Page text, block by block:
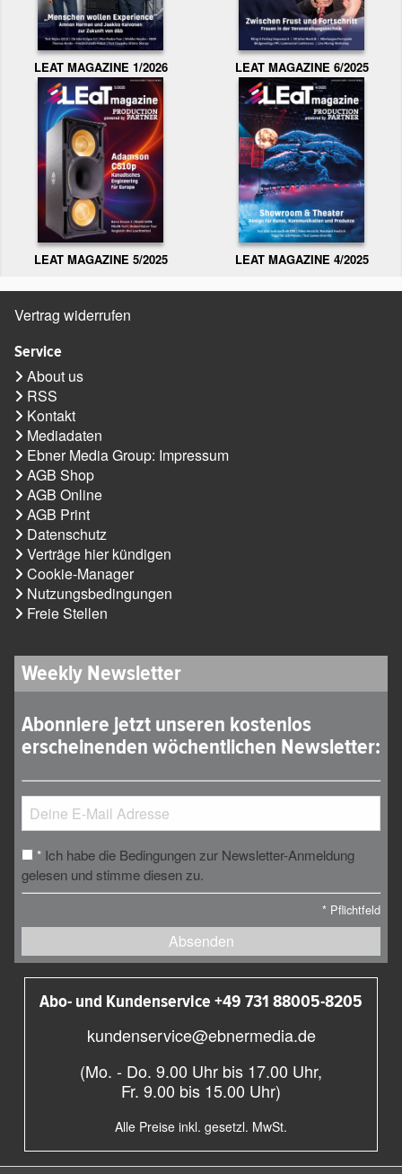
LEAT MAGAZINE 1/2026 LEAT MAGAZINE 6/2025
LEAT MAGAZINE 5/2025 LEAT MAGAZINE 4/2025
Vertrag widerrufen
Service
About us
RSS
Kontakt
Mediadaten
Ebner Media Group: Impressum
AGB Shop
AGB Online
AGB Print
Datenschutz
Verträge hier kündigen
Cookie-Manager
Nutzungsbedingungen
Freie Stellen
Weekly Newsletter
Abonniere jetzt unseren kostenlos
erscheinenden wöchentlichen Newsletter:
* Ich habe die Bedingungen zur Newsletter-Anmeldung
gelesen und stimme diesen zu.
* Pflichtfeld
Absenden
Abo- und Kundenservice +49 731 88005-8205
kundenservice@ebnermedia.de
(Mo. - Do. 9.00 Uhr bis 17.00 Uhr,
Fr. 9.00 bis 15.00 Uhr)
Alle Preise inkl. gesetzl. MwSt.